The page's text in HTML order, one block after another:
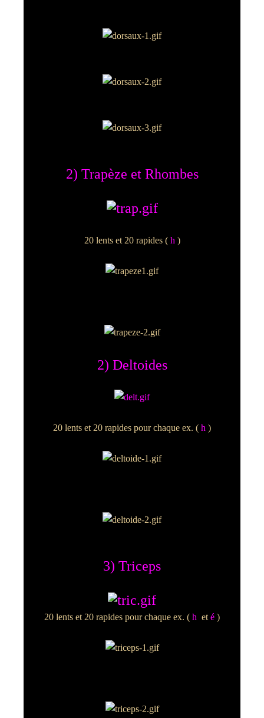
2) Trapèze et Rhombes
20 lents et 20 rapides ( h )
2) Deltoides
20 lents et 20 rapides pour chaque ex. ( h )
3) Triceps
20 lents et 20 rapides pour chaque ex. ( h et é )